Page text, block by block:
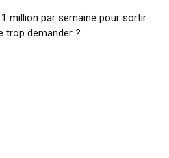
million par semaine pour sortir
trop demander ?